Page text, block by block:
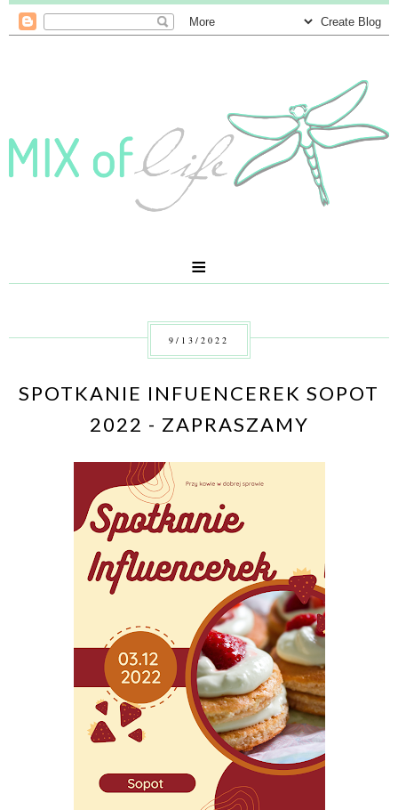
≡
9/13/2022
SPOTKANIE INFUENCEREK SOPOT
2022 - ZAPRASZAMY